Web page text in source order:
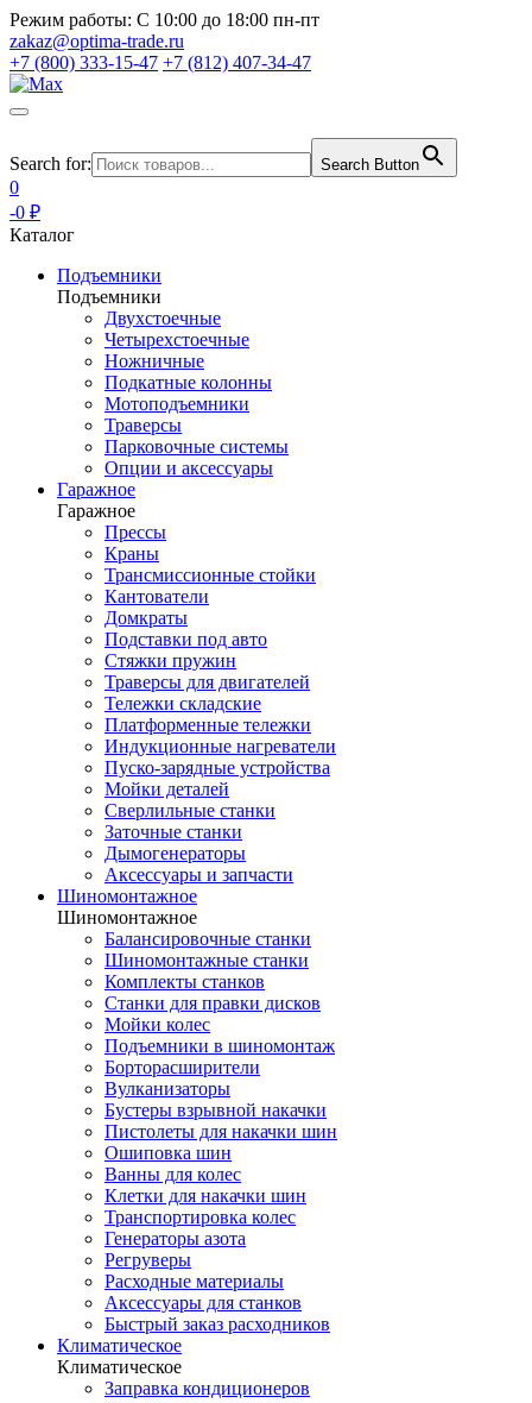
Режим работы: С 10:00 до 18:00 пн-пт
zakaz@optima-trade.ru
+7 (800) 333-15-47 +7 (812) 407-34-47
Search for: Search Button
0
-0 ₽
Каталог
Подъемники
Подъемники
Двухстоечные
Четырехстоечные
Ножничные
Подкатные колонны
Мотоподъемники
Траверсы
Парковочные системы
Опции и аксессуары
Гаражное
Гаражное
Прессы
Краны
Трансмиссионные стойки
Кантователи
Домкраты
Подставки под авто
Стяжки пружин
Траверсы для двигателей
Тележки складские
Платформенные тележки
Индукционные нагреватели
Пуско-зарядные устройства
Мойки деталей
Сверлильные станки
Заточные станки
Дымогенераторы
Аксессуары и запчасти
Шиномонтажное
Шиномонтажное
Балансировочные станки
Шиномонтажные станки
Комплекты станков
Станки для правки дисков
Мойки колес
Подъемники в шиномонтаж
Борторасширители
Вулканизаторы
Бустеры взрывной накачки
Пистолеты для накачки шин
Ошиповка шин
Ванны для колес
Клетки для накачки шин
Транспортировка колес
Генераторы азота
Регруверы
Расходные материалы
Аксессуары для станков
Быстрый заказ расходников
Климатическое
Климатическое
Заправка кондиционеров